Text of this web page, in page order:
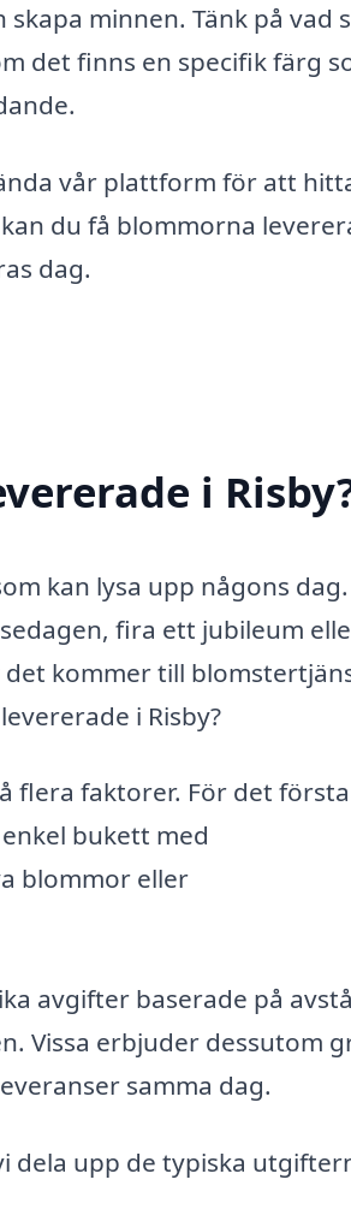
minnen. Tänk på vad
det finns en specifik färg
vår plattform för att
du få blommorna
dag.
i
kan lysa upp någons dag.
fira ett jubileum
kommer till
i Risby?
flera faktorer. För det första
bukett med
blommor eller
avgifter baserade på
Vissa erbjuder dessutom
samma dag.
dela upp de typiska